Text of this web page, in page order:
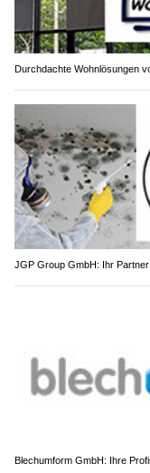
Durchdachte Wohnlösungen
JGP Group GmbH: Ihr
Blechumform GmbH: Ihre